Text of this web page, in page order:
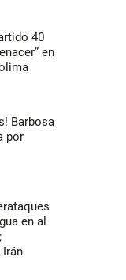
40
en
Barbosa
por
en al
Irán